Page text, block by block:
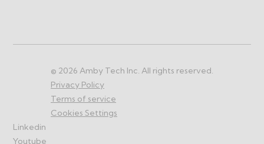
© 2026 Amby Tech Inc. All rights reserved.
Privacy Policy
Terms of service
Cookies Settings
Linkedin
Youtube